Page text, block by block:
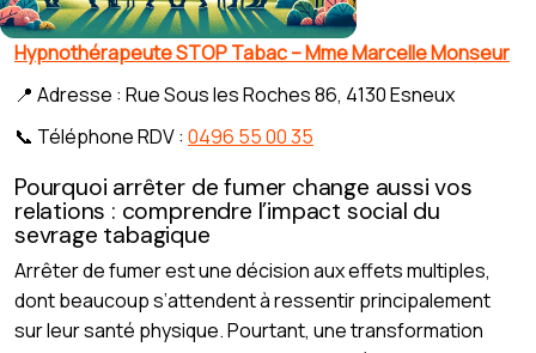
Hypnothérapeute STOP Tabac – Mme Marcelle Monseur
📍 Adresse : Rue Sous les Roches 86, 4130 Esneux
📞 Téléphone RDV : 0496 55 00 35
Pourquoi arrêter de fumer change aussi vos
relations : comprendre l’impact social du
sevrage tabagique
Arrêter de fumer est une décision aux effets multiples,
dont beaucoup s’attendent à ressentir principalement
sur leur santé physique. Pourtant, une transformation